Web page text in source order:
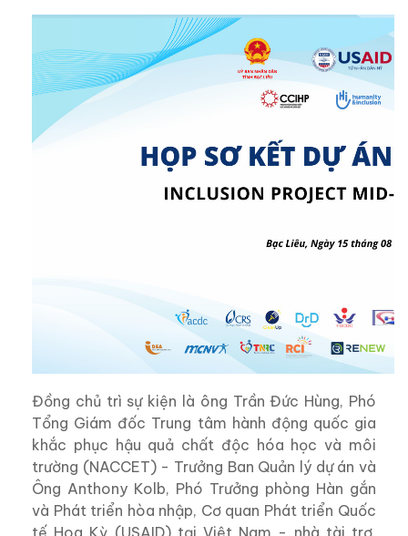
Đồng chủ trì sự kiện là ông Trần Đức Hùng, Phó
Tổng Giám đốc Trung tâm hành động quốc gia
khắc phục hậu quả chất độc hóa học và môi
trường (NACCET) - Trưởng Ban Quản lý dự án và
Ông Anthony Kolb, Phó Trưởng phòng Hàn gắn
và Phát triển hòa nhập, Cơ quan Phát triển Quốc
tế Hoa Kỳ (USAID) tại Việt Nam - nhà tài trợ,